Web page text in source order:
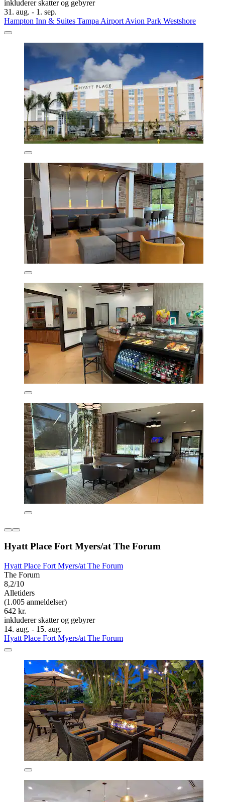
inkluderer skatter og gebyrer
31. aug. - 1. sep.
Hampton Inn & Suites Tampa Airport Avion Park Westshore
Hyatt Place Fort Myers/at The Forum
Hyatt Place Fort Myers/at The Forum
The Forum
8,2/10
Alletiders
(1.005 anmeldelser)
642 kr.
inkluderer skatter og gebyrer
14. aug. - 15. aug.
Hyatt Place Fort Myers/at The Forum